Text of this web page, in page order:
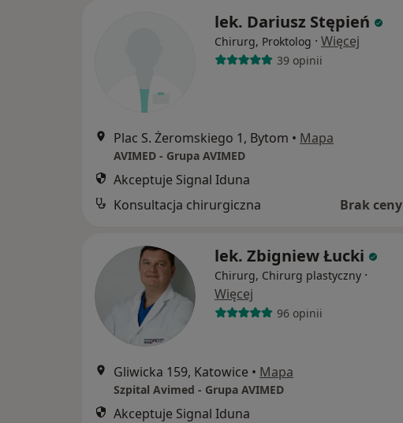
lek. Dariusz Stępień
Chirurg, Proktolog · Więcej
39 opinii
Plac S. Żeromskiego 1, Bytom • Mapa
AVIMED - Grupa AVIMED
Akceptuje Signal Iduna
Konsultacja chirurgiczna
Brak ceny
lek. Zbigniew Łucki
Chirurg, Chirurg plastyczny ·
Więcej
96 opinii
Gliwicka 159, Katowice • Mapa
Szpital Avimed - Grupa AVIMED
Akceptuje Signal Iduna